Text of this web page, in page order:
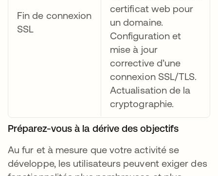
Fin de connexion
SSL
certificat web pour
un domaine.
Configuration et
mise à jour
corrective d’une
connexion SSL/TLS.
Actualisation de la
cryptographie.
Préparez-vous à la dérive des objectifs
Au fur et à mesure que votre activité se
développe, les utilisateurs peuvent exiger des